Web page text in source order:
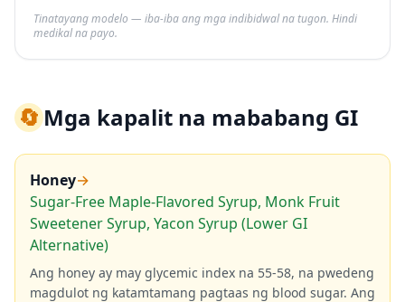
Tinatayang modelo — iba-iba ang mga indibidwal na tugon. Hindi
medikal na payo.
🔄Mga kapalit na mababang GI
Honey→
Sugar-Free Maple-Flavored Syrup, Monk Fruit
Sweetener Syrup, Yacon Syrup (Lower GI
Alternative)
Ang honey ay may glycemic index na 55-58, na pwedeng
magdulot ng katamtamang pagtaas ng blood sugar. Ang